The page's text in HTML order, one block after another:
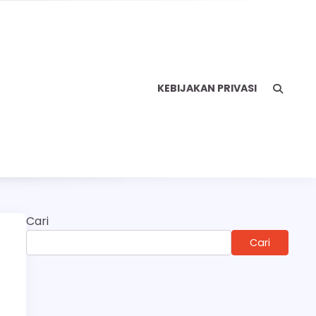
KEBIJAKAN PRIVASI
Cari
Cari